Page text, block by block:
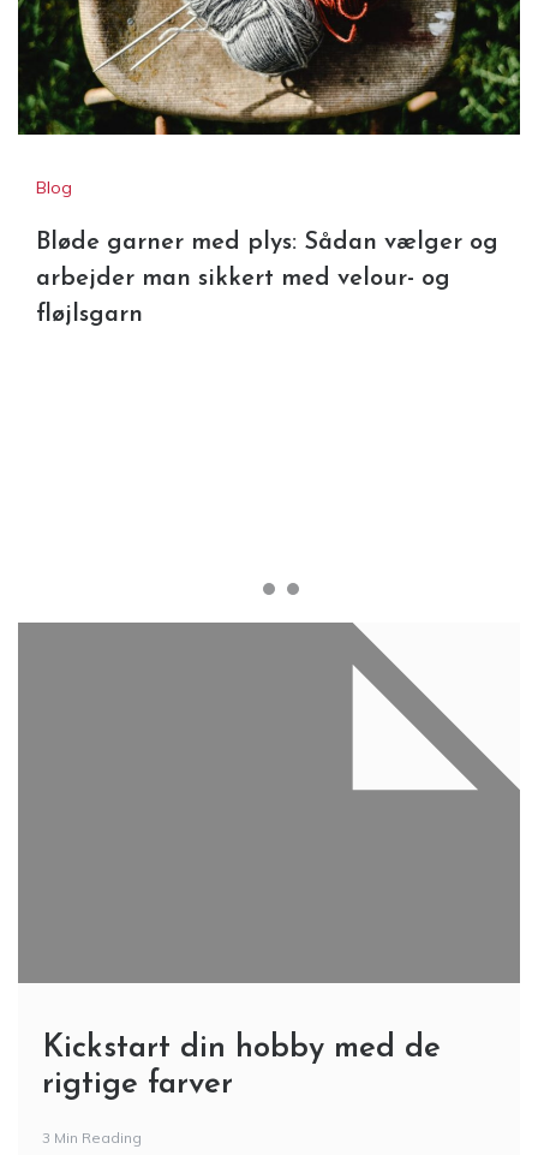
Blast Freezer B2B – Optimal
Nedkøling til Professionel
Isproduktion
Blog
Bløde garner med plys: Sådan vælger og
arbejder man sikkert med velour- og
fløjlsgarn
Kickstart din hobby med de
rigtige farver
3 Min Reading